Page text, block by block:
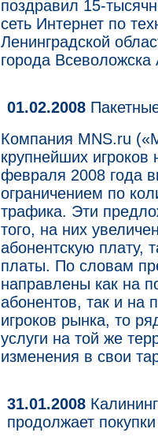
поздравил 15-
сеть Интернет по
Ленинградской
города
01.02.2008
Компания MNS.ru
крупнейших
февраля 2008 года
ограничением по
трафика. Эти
того, на них
абонентскую плату,
платы. По словам
направлены как на
абонентов, так и на
игроков рынка, то
услуги на той же
изменения в свои
31.01.2008
продолжает